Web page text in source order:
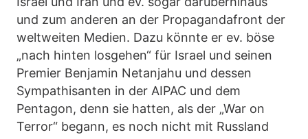
und zum anderen an der Propagandafront der
weltweiten Medien. Dazu könnte er ev. böse
„nach hinten losgehen“ für Israel und seinen
Premier Benjamin Netanjahu und dessen
Sympathisanten in der AIPAC und dem
Pentagon, denn sie hatten, als der „War on
Terror“ begann, es noch nicht mit Russland